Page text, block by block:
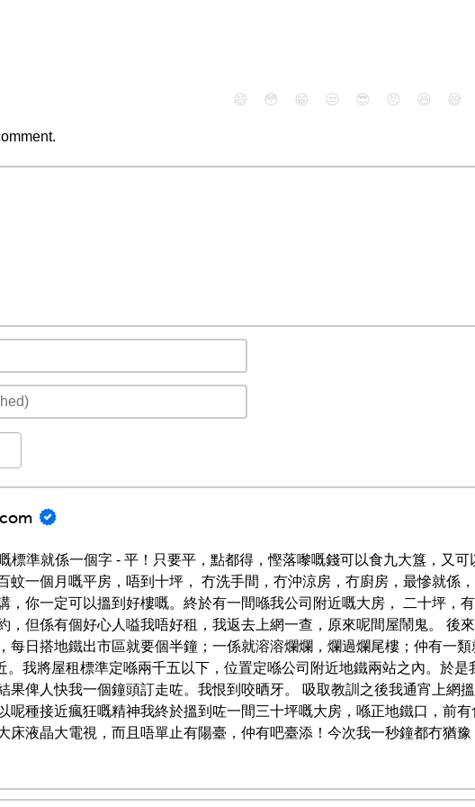
😄 😳 😁 😒 😎 😠 😆 😅
標準就係一個字 - 平！只要平，點都得，慳落嚟嘅錢可以食九大簋，又
蚊一個月嘅平房，唔到十坪， 冇洗手間，冇沖涼房，冇廚房，最慘就係
，你一定可以搵到好樓嘅。終於有一間喺我公司附近嘅大房， 二十坪，
，但係有個好心人嗌我唔好租，我返去上網一查，原來呢間屋鬧鬼。 後
每日搭地鐵出市區就要個半鐘；一係就溶溶爛爛，爛過爛尾樓；仲有一
。我將屋租標準定喺兩千五以下，位置定喺公司附近地鐵兩站之內。於
果俾人快我一個鐘頭訂走咗。我恨到咬晒牙。 吸取教訓之後我通宵上網
呢種接近瘋狂嘅精神我終於搵到咗一間三十坪嘅大房，喺正地鐵口，前
床液晶大電視，而且唔單止有陽臺，仲有吧臺添！今次我一秒鐘都冇猶